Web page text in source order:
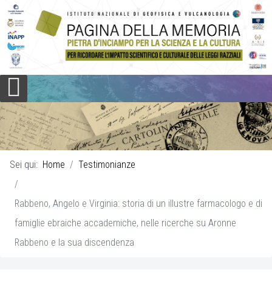
Sei qui: Home Testimonianze
Rabbeno, Angelo e Virginia: storia di un illustre farmacologo e di
famiglie ebraiche accademiche, nelle ricerche su Aronne
Rabbeno e la sua discendenza